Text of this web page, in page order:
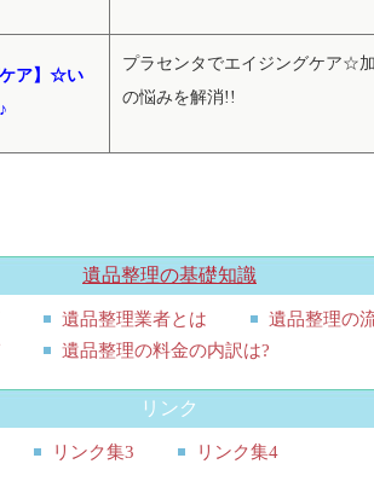
ケア】☆い
プラセンタでエイジングケア☆
の悩みを解消!!
遺品整理の基礎知識
遺品整理業者とは
遺品整理の
遺品整理の料金の内訳は?
リンク
リンク集3 リンク集4